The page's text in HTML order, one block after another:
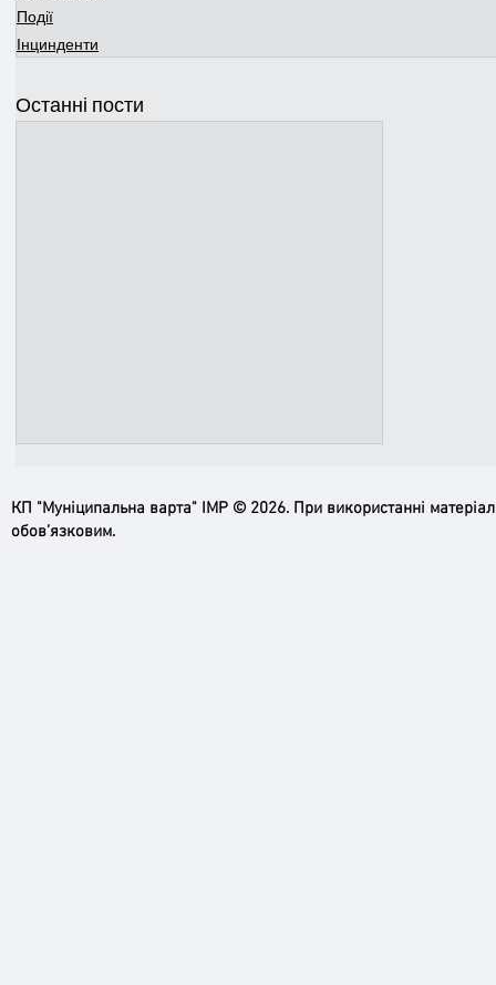
Події
Інцинденти
Останні пости
КП "Муніципальна варта" ІМР © 2026. При використанні
обов’язковим.